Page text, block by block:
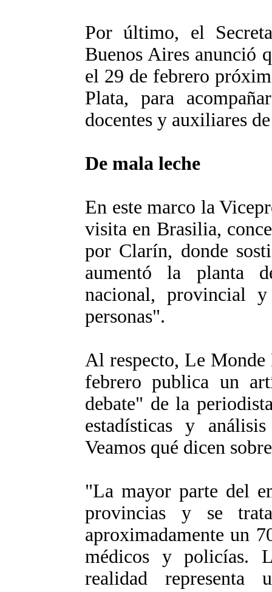
Por último, el
Buenos Aires anunció
el 29 de febrero
Plata, para
docentes y auxiliares
De mala leche
En este marco la
visita en Brasilia,
por Clarín, donde
aumentó la planta
nacional, provincial
personas".
Al respecto, Le
febrero publica un
debate" de la
estadísticas y
Veamos qué dicen
"La mayor parte del
provincias y se
aproximadamente un
médicos y policías.
realidad representa